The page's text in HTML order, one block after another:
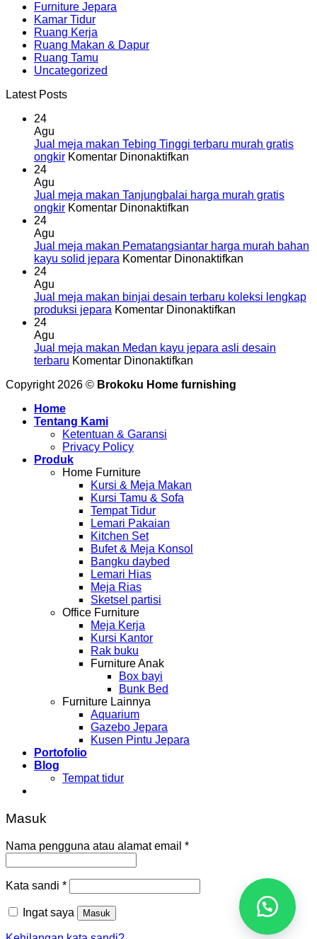
Furniture Jepara
Kamar Tidur
Ruang Kerja
Ruang Makan & Dapur
Ruang Tamu
Uncategorized
Latest Posts
24
Agu
Jual meja makan Tebing Tinggi terbaru murah gratis
ongkir Komentar Dinonaktifkan
makan
murah
gratis
24
Agu
Jual meja makan Tanjungbalai harga murah gratis
ongkir Komentar Dinonaktifkan
makan
Tanjungbalai
gratis
ongkir
24
Agu
Jual meja makan Pematangsiantar harga murah bahan
kayu solid jepara Komentar Dinonaktifkan
makan
bahan
24
Agu
Jual meja makan binjai desain terbaru koleksi lengkap
produksi jepara Komentar Dinonaktifkan
makan
terbaru
24
Agu
Jual meja makan Medan kayu jepara asli desain
terbaru Komentar Dinonaktifkan
meja
Copyright 2026 © Brokoku Home furnishing
Home
Tentang Kami
Ketentuan & Garansi
Privacy Policy
Produk
Home Furniture
Kursi & Meja Makan
Kursi Tamu & Sofa
Tempat Tidur
Lemari Pakaian
Kitchen Set
Bufet & Meja Konsol
Bangku daybed
Lemari Hias
Meja Rias
Sketsel partisi
Office Furniture
Meja Kerja
Kursi Kantor
Rak buku
Furniture Anak
Box bayi
Bunk Bed
Furniture Lainnya
Aquarium
Gazebo Jepara
Kusen Pintu Jepara
Portofolio
Blog
Tempat tidur
Masuk
Nama pengguna atau alamat email *
Kata sandi *
Ingat saya Masuk